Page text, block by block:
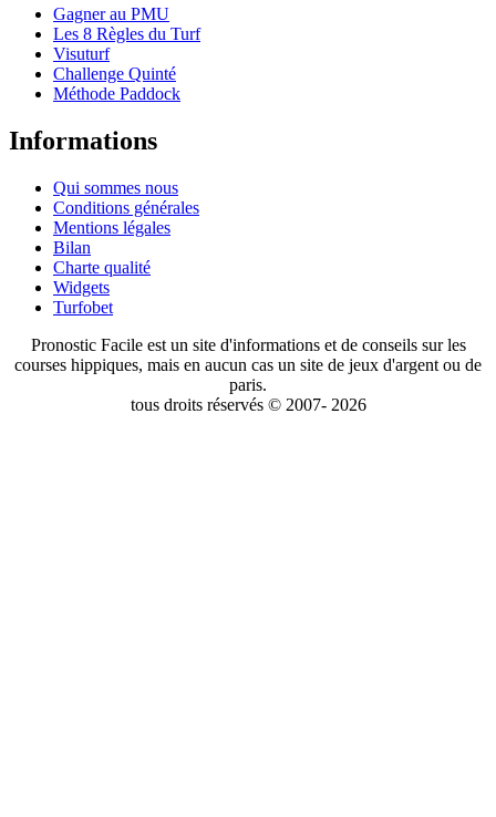
Gagner au PMU
Les 8 Règles du Turf
Visuturf
Challenge Quinté
Méthode Paddock
Informations
Qui sommes nous
Conditions générales
Mentions légales
Bilan
Charte qualité
Widgets
Turfobet
Pronostic Facile est un site d'informations et de conseils sur les
courses hippiques, mais en aucun cas un site de jeux d'argent ou de
paris.
tous droits réservés © 2007- 2026